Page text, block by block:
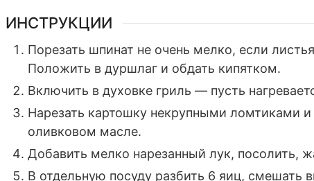
ИНСТРУКЦИИ
Порезать шпинат не очень мелко, если
Положить в дуршлаг и обдать кипятком.
Включить в духовке гриль — пусть
Нарезать картошку некрупными ломтиками
оливковом масле.
Добавить мелко нарезанный лук, посолить,
В отдельную посуду разбить 6 яиц, смешать